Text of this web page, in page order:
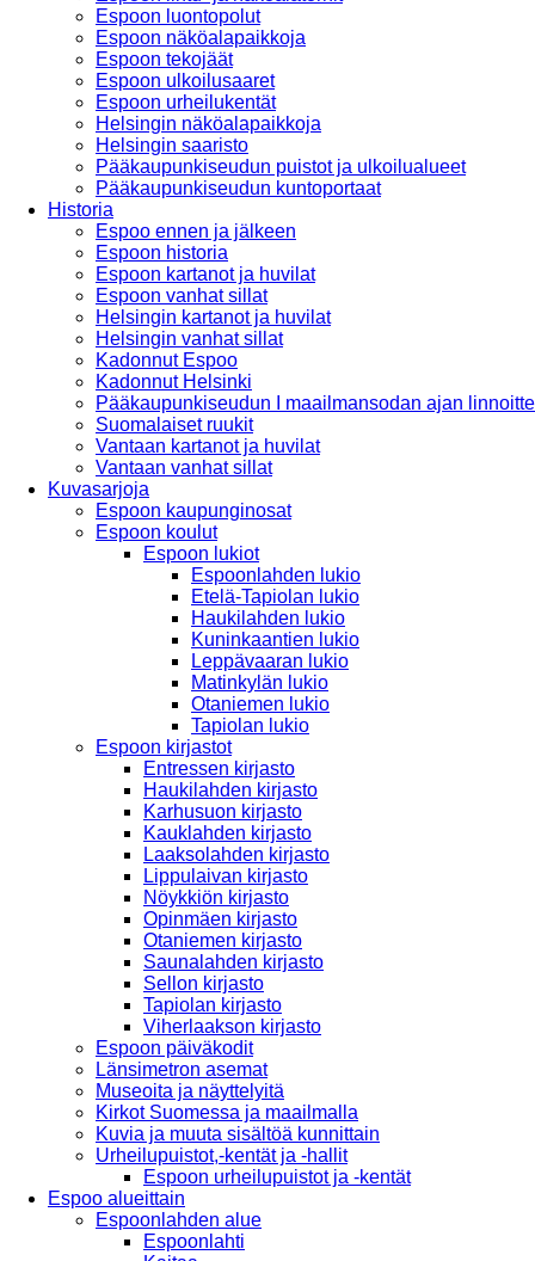
Espoon luontopolut
Espoon näköalapaikkoja
Espoon tekojäät
Espoon ulkoilusaaret
Espoon urheilukentät
Helsingin näköalapaikkoja
Helsingin saaristo
Pääkaupunkiseudun puistot ja ulkoilualueet
Pääkaupunkiseudun kuntoportaat
Historia
Espoo ennen ja jälkeen
Espoon historia
Espoon kartanot ja huvilat
Espoon vanhat sillat
Helsingin kartanot ja huvilat
Helsingin vanhat sillat
Kadonnut Espoo
Kadonnut Helsinki
Pääkaupunkiseudun I maailmansodan ajan
Suomalaiset ruukit
Vantaan kartanot ja huvilat
Vantaan vanhat sillat
Kuvasarjoja
Espoon kaupunginosat
Espoon koulut
Espoon lukiot
Espoonlahden lukio
Etelä-Tapiolan lukio
Haukilahden lukio
Kuninkaantien lukio
Leppävaaran lukio
Matinkylän lukio
Otaniemen lukio
Tapiolan lukio
Espoon kirjastot
Entressen kirjasto
Haukilahden kirjasto
Karhusuon kirjasto
Kauklahden kirjasto
Laaksolahden kirjasto
Lippulaivan kirjasto
Nöykkiön kirjasto
Opinmäen kirjasto
Otaniemen kirjasto
Saunalahden kirjasto
Sellon kirjasto
Tapiolan kirjasto
Viherlaakson kirjasto
Espoon päiväkodit
Länsimetron asemat
Museoita ja näyttelyitä
Kirkot Suomessa ja maailmalla
Kuvia ja muuta sisältöä kunnittain
Urheilupuistot,-kentät ja -hallit
Espoon urheilupuistot ja -kentät
Espoo alueittain
Espoonlahden alue
Espoonlahti